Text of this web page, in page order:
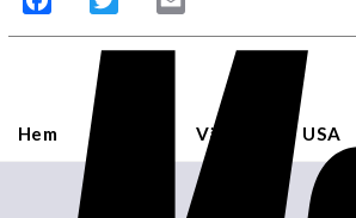
Hem Världen USA